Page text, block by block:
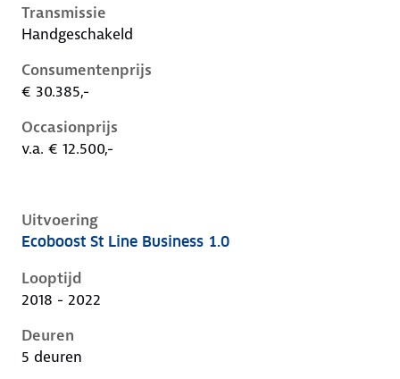
Transmissie
Handgeschakeld
Consumentenprijs
€ 30.385,-
Occasionprijs
v.a. € 12.500,-
Uitvoering
Ford Focus iv, 1.0, 92 kW, Benzine, 5 deuren
Ecoboost St Line Business 1.0
Looptijd
2018 - 2022
Deuren
5 deuren